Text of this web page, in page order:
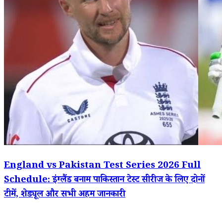
England vs Pakistan Test Series 2026 Full
Schedule: इंग्लैंड बनाम पाकिस्तान टेस्ट सीरीज के लिए दोनों
टीमें, शेड्यूल और सभी अहम जानकारी